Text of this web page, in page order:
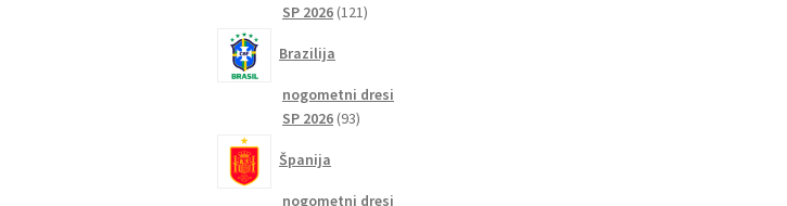
SP 2026 121121
Brazilija
nogometni dresi
SP 2026 9393
Španija
nogometni dresi